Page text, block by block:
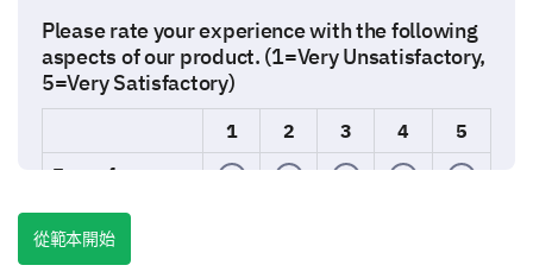
Please rate your experience with the following
aspects of our product. (1=Very Unsatisfactory,
5=Very Satisfactory)
1 2 3 4
5
Ease of use
Performance
從範本開始